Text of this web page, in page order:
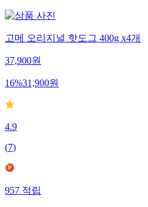
고메 오리지널 핫도그 400g x4개
37,900원
16%31,900원
4.9
(7)
957 적립